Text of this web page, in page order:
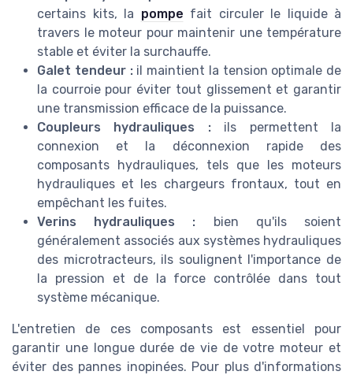
certains kits, la pompe fait circuler le liquide à
travers le moteur pour maintenir une température
stable et éviter la surchauffe.
Galet tendeur :il maintient la tension optimale de
la courroie pour éviter tout glissement et garantir
une transmission efficace de la puissance.
Coupleurs hydrauliques :ils permettent la
connexion et la déconnexion rapide des
composants hydrauliques, tels que les moteurs
hydrauliques et les chargeurs frontaux, tout en
empêchant les fuites.
Verins hydrauliques : bien qu'ils soient
généralement associés aux systèmes hydrauliques
des microtracteurs, ils soulignent l'importance de
la pression et de la force contrôlée dans tout
système mécanique.
L'entretien de ces composants est essentiel pour
garantir une longue durée de vie de votre moteur et
éviter des pannes inopinées. Pour plus d'informations